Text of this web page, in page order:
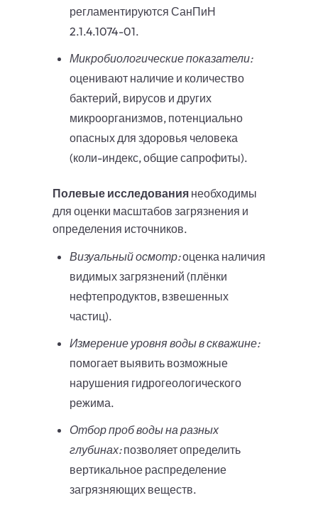
регламентируются СанПиН
2.1.4.1074-01.
Микробиологические показатели:
оценивают наличие и количество
бактерий, вирусов и других
микроорганизмов, потенциально
опасных для здоровья человека
(коли-индекс, общие сапрофиты).
Полевые исследования необходимы
для оценки масштабов загрязнения и
определения источников.
Визуальный осмотр:оценка наличия
видимых загрязнений (плёнки
нефтепродуктов, взвешенных
частиц).
Измерение уровня воды в скважине:
помогает выявить возможные
нарушения гидрогеологического
режима.
Отбор проб воды на разных
глубинах:позволяет определить
вертикальное распределение
загрязняющих веществ.